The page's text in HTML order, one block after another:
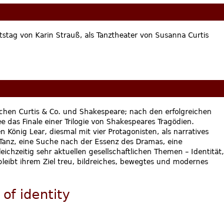
von Karin Strauß, als Tanztheater von Susanna Curtis
Curtis & Co. und Shakespeare; nach den erfolgreichen
das Finale einer Trilogie von Shakespeares Tragödien.
König Lear, diesmal mit vier Protagonisten, als narratives
eine Suche nach der Essenz des Dramas, eine
sehr aktuellen gesellschaftlichen Themen – Identität,
ihrem Ziel treu, bildreiches, bewegtes und modernes
of identity